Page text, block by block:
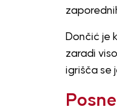
Dončić je
zaradi
igrišča se